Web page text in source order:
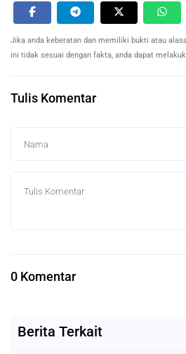
Jika anda keberatan dan memiliki bukti atau
ini tidak sesuai dengan fakta, anda dapat
Tulis Komentar
0 Komentar
Berita Terkait